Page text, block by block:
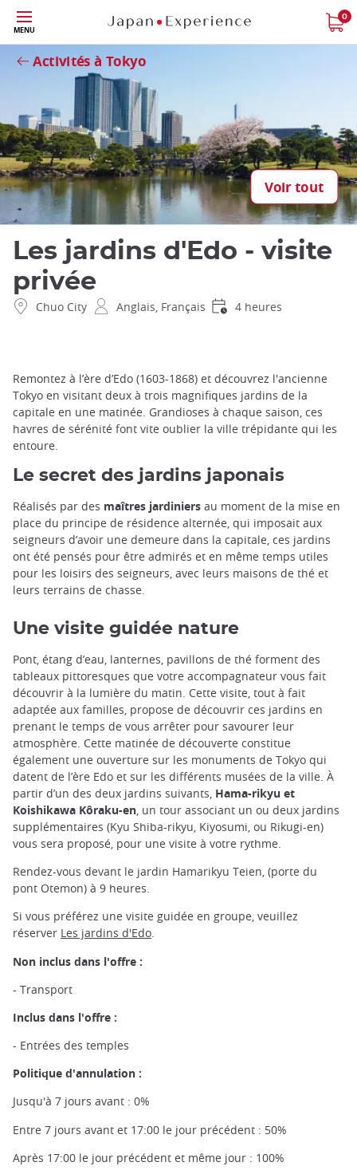
Skip
to
main
content
MENU
0
Activités à Tokyo
Voir tout
Fermer
Les jardins d'Edo - visite
privée
Chuo City Anglais, Français 4 heures
Remontez à l’ère d’Edo (1603-1868) et découvrez l'ancienne
Tokyo en visitant deux à trois magnifiques jardins de la
capitale en une matinée. Grandioses à chaque saison, ces
havres de sérénité font vite oublier la ville trépidante qui les
entoure.
Le secret des jardins japonais
Réalisés par des maîtres jardiniers au moment de la mise en
place du principe de résidence alternée, qui imposait aux
seigneurs d’avoir une demeure dans la capitale, ces jardins
ont été pensés pour être admirés et en même temps utiles
pour les loisirs des seigneurs, avec leurs maisons de thé et
leurs terrains de chasse.
Une visite guidée nature
Pont, étang d’eau, lanternes, pavillons de thé forment des
tableaux pittoresques que votre accompagnateur vous fait
découvrir à la lumière du matin. Cette visite, tout à fait
adaptée aux familles, propose de découvrir ces jardins en
prenant le temps de vous arrêter pour savourer leur
atmosphère. Cette matinée de découverte constitue
également une ouverture sur les monuments de Tokyo qui
datent de l’ère Edo et sur les différents musées de la ville. À
partir d’un des deux jardins suivants, Hama-rikyu et
Koishikawa Kôraku-en, un tour associant un ou deux jardins
supplémentaires (Kyu Shiba-rikyu, Kiyosumi, ou Rikugi-en)
vous sera proposé, pour une visite à votre rythme.
Rendez-vous devant le jardin Hamarikyu Teien, (porte du
pont Otemon) à 9 heures.
Si vous préférez une visite guidée en groupe, veuillez
réserver Les jardins d'Edo.
Non inclus dans l'offre :
- Transport
Inclus dans l'offre :
- Entrées des temples
Politique d'annulation :
Jusqu'à 7 jours avant : 0%
Entre 7 jours avant et 17:00 le jour précédent : 50%
Après 17:00 le jour précédent et même jour : 100%